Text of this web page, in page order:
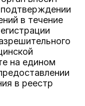
в течение
на едином
в реестр